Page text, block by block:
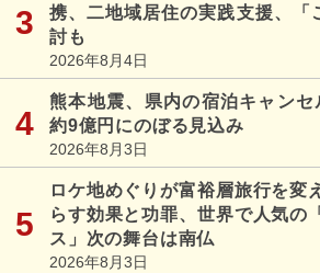
携、二地域居住の実践支援、「
討も
2026年8月4日
熊本地震、県内の宿泊キャンセ
約9億円にのぼる見込み
2026年8月3日
ロケ地めぐりが富裕層旅行を変
らす効果と功罪、世界で人気の
ス」次の舞台は南仏
2026年8月3日